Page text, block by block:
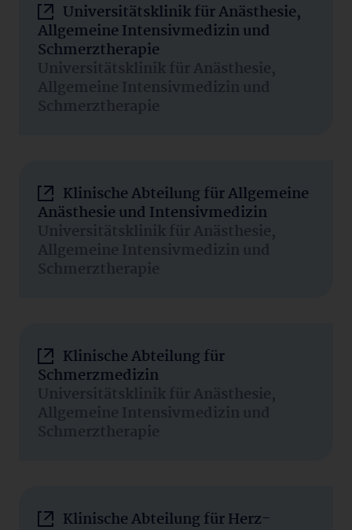
Universitätsklinik für Anästhesie,
Allgemeine Intensivmedizin und
Schmerztherapie
Universitätsklinik für Anästhesie,
Allgemeine Intensivmedizin und
Schmerztherapie
Klinische Abteilung für Allgemeine
Anästhesie und Intensivmedizin
Universitätsklinik für Anästhesie,
Allgemeine Intensivmedizin und
Schmerztherapie
Klinische Abteilung für
Schmerzmedizin
Universitätsklinik für Anästhesie,
Allgemeine Intensivmedizin und
Schmerztherapie
Klinische Abteilung für Herz-